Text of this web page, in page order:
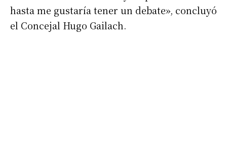
Apellidos
hasta me gustaría tener un debate», concluyó
el Concejal Hugo Gailach.